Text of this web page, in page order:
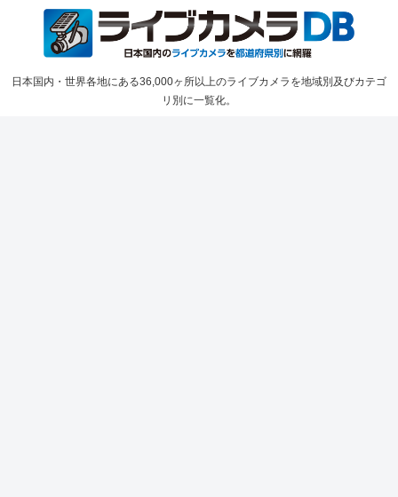
日本国内・世界各地にある36,000ヶ所以上のライブカメラを地域別及びカテゴ
リ別に一覧化。